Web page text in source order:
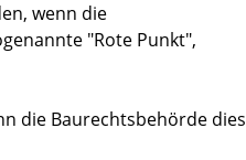
wenn die
"Rote Punkt",
die Baurechtsbehörde dies